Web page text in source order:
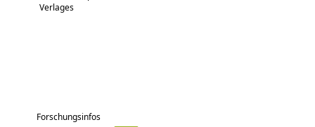
Verlages
Forschungsinfos